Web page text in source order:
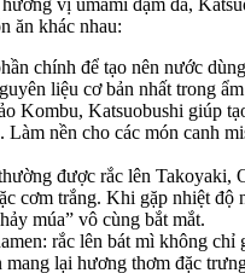
ăn khác nhau:
chính để tạo nên nước
liệu cơ bản nhất trong
Kombu, Katsuobushi giúp
Làm nền cho các món canh
được rắc lên Takoyaki,
cơm trắng. Khi gặp nhiệt độ
múa” vô cùng bắt mắt.
rắc lên bát mì không chỉ
mang lại hương thơm đặc